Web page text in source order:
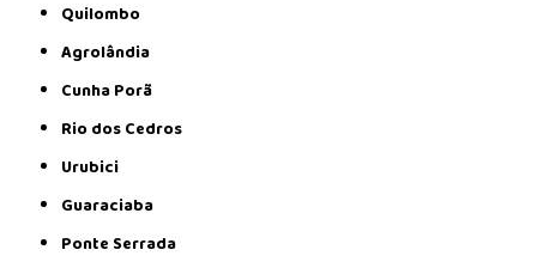
Quilombo
Agrolândia
Cunha Porã
Rio dos Cedros
Urubici
Guaraciaba
Ponte Serrada